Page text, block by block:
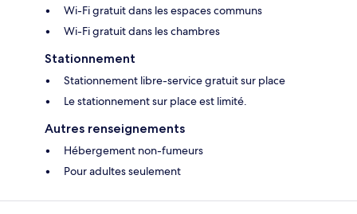
Wi-Fi gratuit dans les espaces communs
Wi-Fi gratuit dans les chambres
Stationnement
Stationnement libre-service gratuit sur place
Le stationnement sur place est limité.
Autres renseignements
Hébergement non-fumeurs
Pour adultes seulement